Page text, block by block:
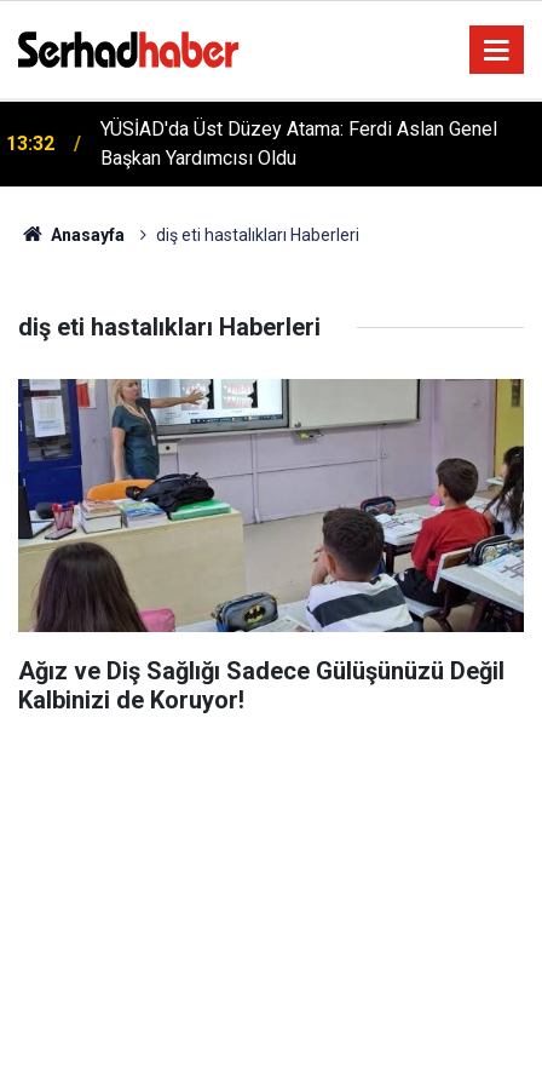
13:32
YÜSİAD'da Üst Düzey Atama: Ferdi Aslan Genel
Başkan Yardımcısı Oldu
Anasayfa diş eti hastalıkları Haberleri
diş eti hastalıkları Haberleri
Ağız ve Diş Sağlığı Sadece Gülüşünüzü Değil
Kalbinizi de Koruyor!